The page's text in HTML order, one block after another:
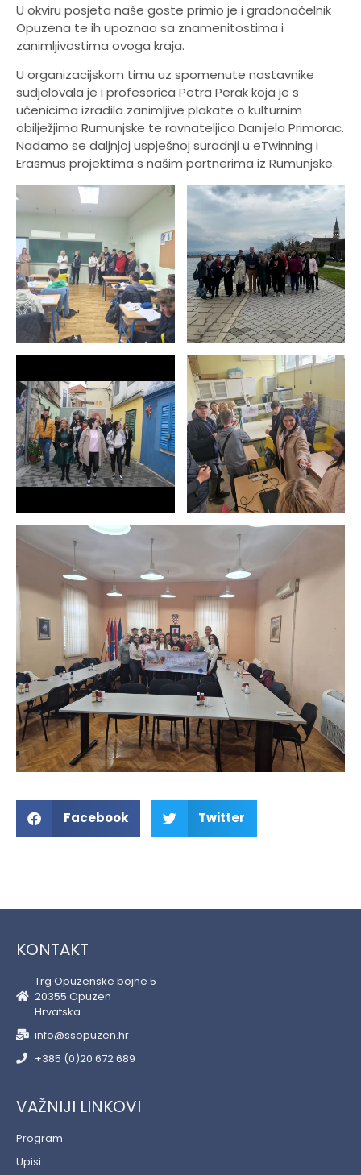
U okviru posjeta naše goste primio je i gradonačelnik
Opuzena te ih upoznao sa znamenitostima i
zanimljivostima ovoga kraja.
U organizacijskom timu uz spomenute nastavnike
sudjelovala je i profesorica Petra Perak koja je s
učenicima izradila zanimljive plakate o kulturnim
obilježjima Rumunjske te ravnateljica Danijela Primorac.
Nadamo se daljnjoj uspješnoj suradnji u eTwinning i
Erasmus projektima s našim partnerima iz Rumunjske.
Facebook Twitter
KONTAKT
Trg Opuzenske bojne 5
20355 Opuzen
Hrvatska
info@ssopuzen.hr
+385 (0)20 672 689
VAŽNIJI LINKOVI
Program
Upisi